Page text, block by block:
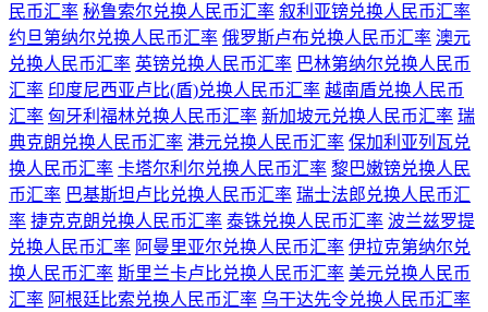
民币汇率 秘鲁索尔兑换人民币汇率 叙利亚镑兑换人民币汇率
约旦第纳尔兑换人民币汇率 俄罗斯卢布兑换人民币汇率 澳元
兑换人民币汇率 英镑兑换人民币汇率 巴林第纳尔兑换人民币
汇率 印度尼西亚卢比(盾)兑换人民币汇率 越南盾兑换人民币
汇率 匈牙利福林兑换人民币汇率 新加坡元兑换人民币汇率 瑞
典克朗兑换人民币汇率 港元兑换人民币汇率 保加利亚列瓦兑
换人民币汇率 卡塔尔利尔兑换人民币汇率 黎巴嫩镑兑换人民
币汇率 巴基斯坦卢比兑换人民币汇率 瑞士法郎兑换人民币汇
率 捷克克朗兑换人民币汇率 泰铢兑换人民币汇率 波兰兹罗提
兑换人民币汇率 阿曼里亚尔兑换人民币汇率 伊拉克第纳尔兑
换人民币汇率 斯里兰卡卢比兑换人民币汇率 美元兑换人民币
汇率 阿根廷比索兑换人民币汇率 乌干达先令兑换人民币汇率